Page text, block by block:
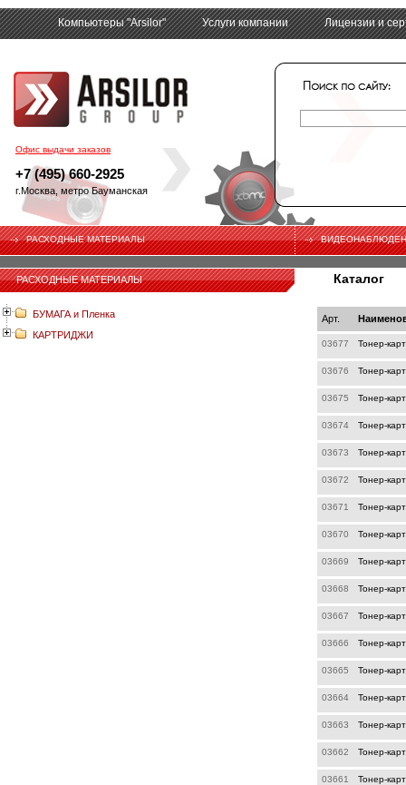
Офис выдачи заказов
+7 (495) 660-2925
г.Москва, метро Бауманская
Компьютеры "Arsilor" Услуги компании Лицензии и
РАСХОДНЫЕ МАТЕРИАЛЫ
РАСХОДНЫЕ МАТЕРИАЛЫ
БУМАГА и Пленка
КАРТРИДЖИ
Каталог
Арт.
03677 Тонер-
03676 Тонер-
03675 Тонер-
03674 Тонер-
03673 Тонер-
03672 Тонер-
03671 Тонер-
03670 Тонер-
03669 Тонер-
03668 Тонер-
03667 Тонер-
03666 Тонер-
03665 Тонер-
03664 Тонер-
03663 Тонер-
03662 Тонер-
03661 Тонер-